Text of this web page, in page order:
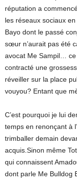
réputation a
les réseaux sociaux
Bayo dont le passé
sœur n’aurait pas été
avocat Me Sampil… ce
contracté une
réveiller sur la place
vouyou? Entant que
C’est pourquoi je lui
temps en renonçant à
trimballer demain
acquis.Sinon même
qui connaissent
dont parle Me Bulldog